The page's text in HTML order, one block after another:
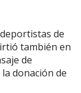
de
también en
de
donación de